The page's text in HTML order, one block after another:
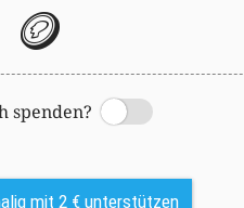
🪙
spenden?
Switch
mit 2 € unterstützen